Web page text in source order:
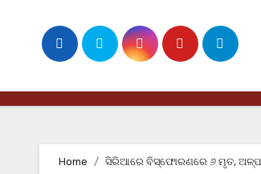
content
Home ସିରିଆରେ ବିସ୍ଫୋରଣରେ ୬ ମୃତ,